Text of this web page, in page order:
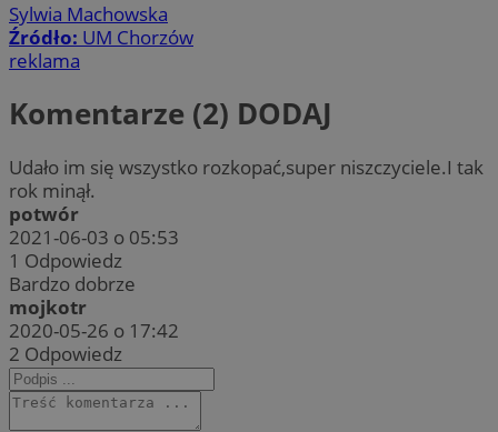
Sylwia Machowska
Źródło: UM Chorzów
reklama
Komentarze (2) DODAJ
Udało im się wszystko rozkopać,super niszczyciele.I tak
rok minął.
potwór
2021-06-03 o 05:53
1 Odpowiedz
Bardzo dobrze
mojkotr
2020-05-26 o 17:42
2 Odpowiedz